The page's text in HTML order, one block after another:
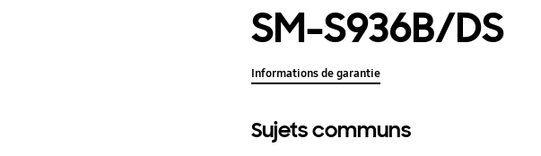
SM-S936B/DS
Informations de garantie
Sujets communs